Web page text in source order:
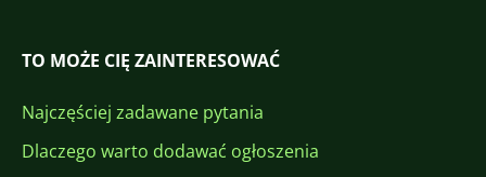
TO MOŻE CIĘ ZAINTERESOWAĆ
Najczęściej zadawane pytania
Dlaczego warto dodawać ogłoszenia